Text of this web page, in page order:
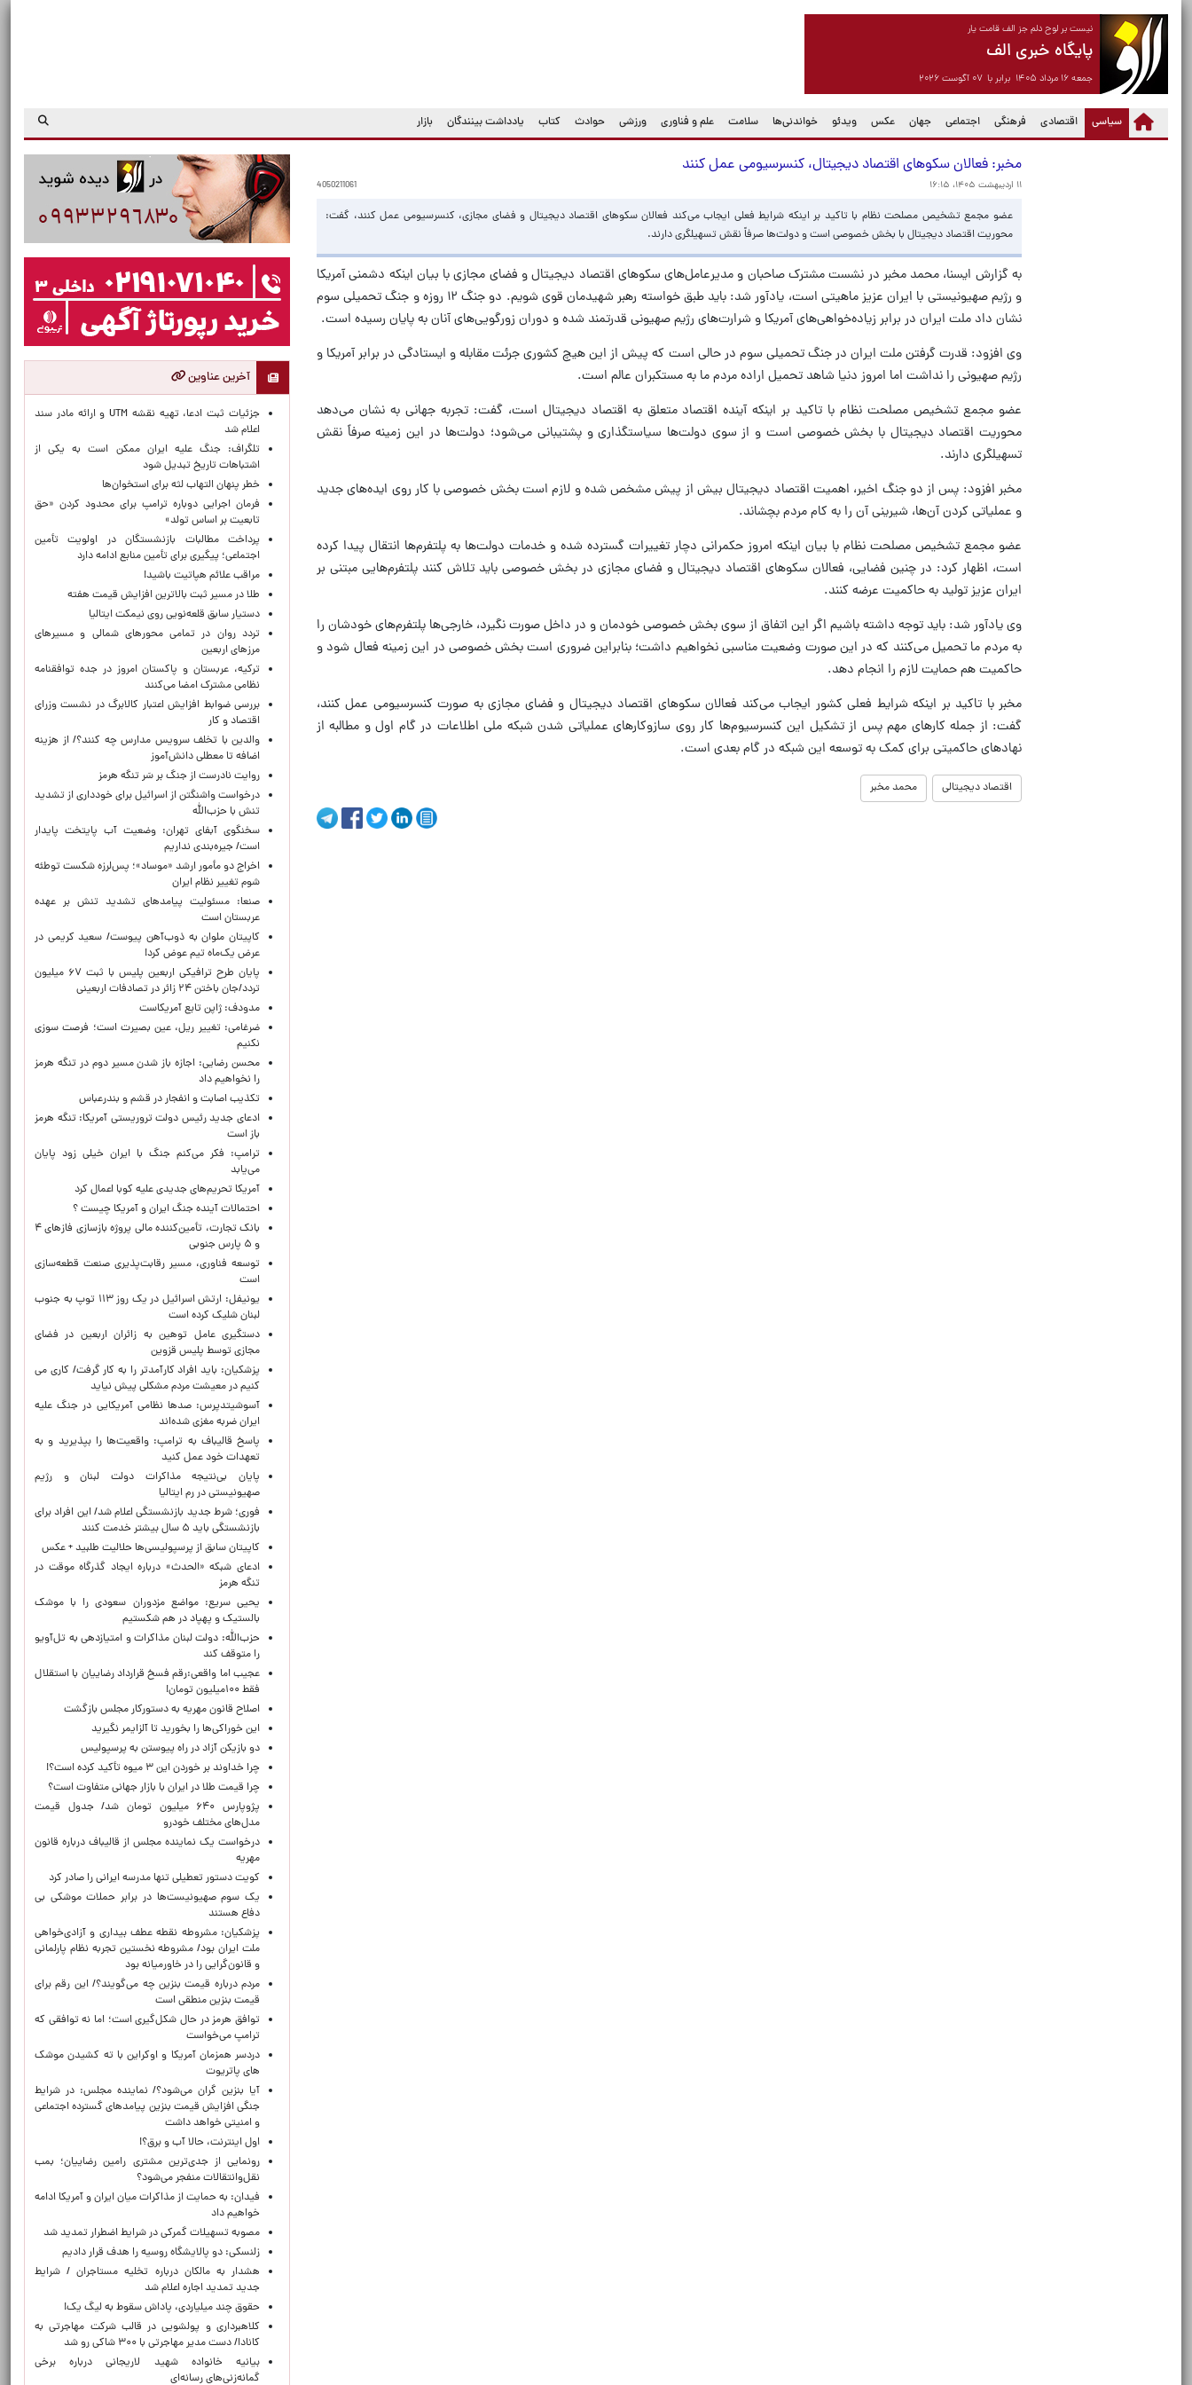
نیست بر لوح دلم جز الف قامت یار
پایگاه خبری الف
جمعه ۱۶ مرداد ۱۴۰۵ برابر با ۰۷ آگوست ۲۰۲۶
سیاسی
(current) اقتصادی فرهنگی اجتماعی جهان عکس ویدئو خواندنی‌ها سلامت علم و فناوری ورزشی حوادث کتاب یادداشت بینندگان بازار
مخبر: فعالان سکوهای اقتصاد دیجیتال، کنسرسیومی عمل کنند
۱۱ اردیبهشت ۱۴۰۵، ۱۶:۱۵ 4050211061
عضو مجمع تشخیص مصلحت نظام با تاکید بر اینکه شرایط فعلی ایجاب می‌کند فعالان سکوهای اقتصاد دیجیتال و فضای مجازی، کنسرسیومی عمل کنند، گفت:
محوریت اقتصاد دیجیتال با بخش خصوصی است و دولت‌ها صرفاً نقش تسهیلگری دارند.
به گزارش ایسنا، محمد مخبر در نشست مشترک صاحبان و مدیرعامل‌های سکوهای اقتصاد دیجیتال و فضای مجازی با بیان اینکه دشمنی آمریکا
و رژیم صهیونیستی با ایران عزیز ماهیتی است، یادآور شد: باید طبق خواسته رهبر شهیدمان قوی شویم. دو جنگ ۱۲ روزه و جنگ تحمیلی سوم
نشان داد ملت ایران در برابر زیاده‌خواهی‌های آمریکا و شرارت‌های رژیم صهیونی قدرتمند شده و دوران زورگویی‌های آنان به پایان رسیده است.
وی افزود: قدرت گرفتن ملت ایران در جنگ تحمیلی سوم در حالی است که پیش از این هیچ کشوری جرئت مقابله و ایستادگی در برابر آمریکا و
رژیم صهیونی را نداشت اما امروز دنیا شاهد تحمیل اراده مردم ما به مستکبران عالم است.
عضو مجمع تشخیص مصلحت نظام با تاکید بر اینکه آینده اقتصاد متعلق به اقتصاد دیجیتال است، گفت: تجربه جهانی به نشان می‌دهد
محوریت اقتصاد دیجیتال با بخش خصوصی است و از سوی دولت‌ها سیاستگذاری و پشتیبانی می‌شود؛ دولت‌ها در این زمینه صرفاً نقش
تسهیل‎گری دارند.
مخبر افزود: پس از دو جنگ اخیر، اهمیت اقتصاد دیجیتال بیش از پیش مشخص شده و لازم است بخش خصوصی با کار روی ایده‌های جدید
و عملیاتی کردن آن‌ها، شیرینی آن را به کام مردم بچشاند.
عضو مجمع تشخیص مصلحت نظام با بیان اینکه امروز حکمرانی دچار تغییرات گسترده شده و خدمات دولت‌ها به پلتفرم‌ها انتقال پیدا کرده
است، اظهار کرد: در چنین فضایی، فعالان سکوهای اقتصاد دیجیتال و فضای مجازی در بخش خصوصی باید تلاش کنند پلتفرم‌هایی مبتنی بر
ایران عزیز تولید به حاکمیت عرضه کنند.
وی یادآور شد: باید توجه داشته باشیم اگر این اتفاق از سوی بخش خصوصی خودمان و در داخل صورت نگیرد، خارجی‌ها پلتفرم‌های خودشان را
به مردم ما تحمیل می‌کنند که در این صورت وضعیت مناسبی نخواهیم داشت؛ بنابراین ضروری است بخش خصوصی در این زمینه فعال شود و
حاکمیت هم حمایت لازم را انجام دهد.
مخبر با تاکید بر اینکه شرایط فعلی کشور ایجاب می‌کند فعالان سکوهای اقتصاد دیجیتال و فضای مجازی به صورت کنسرسیومی عمل کنند،
گفت: از جمله کارهای مهم پس از تشکیل این کنسرسیوم‌ها کار روی سازوکارهای عملیاتی شدن شبکه ملی اطلاعات در گام اول و مطالبه از
نهادهای حاکمیتی برای کمک به توسعه این شبکه در گام بعدی است.
اقتصاد دیجیتالی محمد مخبر
آخرین عناوین
جزئیات ثبت ادعا، تهیه نقشه UTM و ارائه مادر سند
اعلام شد
تلگراف: جنگ علیه ایران ممکن است به یکی از
اشتباهات تاریخ تبدیل شود
خطر پنهان التهاب لثه برای استخوان‌ها
فرمان اجرایی دوباره ترامپ برای محدود کردن «حق
تابعیت بر اساس تولد»
پرداخت مطالبات بازنشستگان در اولویت تأمین
اجتماعی؛ پیگیری برای تأمین منابع ادامه دارد
مراقب علائم هپاتیت باشید!
طلا در مسیر ثبت بالاترین افزایش قیمت هفته
دستیار سابق قلعه‌نویی روی نیمکت ایتالیا
تردد روان در تمامی محورهای شمالی و مسیرهای
مرزهای اربعین
ترکیه، عربستان و پاکستان امروز در جده توافقنامه
نظامی مشترک امضا می‌کنند
بررسی ضوابط افزایش اعتبار کالابرگ در نشست وزرای
اقتصاد و کار
والدین با تخلف سرویس مدارس چه کنند؟/ از هزینه
اضافه تا معطلی دانش‌آموز
روایت نادرست از جنگ بر سَر تنگه هرمز
درخواست واشنگتن از اسرائیل برای خودداری از تشدید
تنش با حزب‌الله
سخنگوی آبفای تهران: وضعیت آب پایتخت پایدار
است/ جیره‌بندی نداریم
اخراج دو مأمور ارشد «موساد»؛ پس‌لرزه شکست توطئه
شوم تغییر نظام ایران
صنعا: مسئولیت پیامدهای تشدید تنش بر عهده
عربستان است
کاپیتان ملوان به ذوب‌آهن پیوست/ سعید کریمی در
عرض یک‌ماه تیم عوض کرد!
پایان طرح ترافیکی اربعین پلیس با ثبت ۶۷ میلیون
تردد/جان باختن ۲۴ زائر در تصادفات اربعینی
مدودف: ژاپن تابع آمریکاست
ضرغامی: تغییر ریل، عین بصیرت است؛ فرصت سوزی
نکنیم
محسن رضایی: اجازه باز شدن مسیر دوم در تنگه هرمز
را نخواهیم داد
تکذیب اصابت و انفجار در قشم و بندرعباس
ادعای جدید رئیس دولت تروریستی آمریکا: تنگه هرمز
باز است
ترامپ: فکر می‌کنم جنگ با ایران خیلی زود پایان
می‌یابد
آمریکا تحریم‌های جدیدی علیه کوبا اعمال کرد
احتمالات آینده جنگ ایران و آمریکا چیست ؟
بانک تجارت، تأمین‌کننده مالی پروژه بازسازی فازهای ۴
و ۵ پارس جنوبی
توسعه فناوری، مسیر رقابت‌پذیری صنعت قطعه‌سازی
است
یونیفل: ارتش اسرائیل در یک روز ۱۱۳ توپ به جنوب
لبنان شلیک کرده است
دستگیری عامل توهین به زائران اربعین در فضای
مجازی توسط پلیس قزوین
پزشکیان: باید افراد کارآمدتر را به کار گرفت/ کاری می
کنیم در معیشت مردم مشکلی پیش نیاید
آسوشیتدپرس: صدها نظامی آمریکایی در جنگ علیه
ایران ضربه مغزی شده‌اند
پاسخ قالیباف به ترامپ: واقعیت‌ها را بپذیرید و به
تعهدات خود عمل کنید
پایان بی‌نتیجه مذاکرات دولت لبنان و رژیم
صهیونیستی در رم ایتالیا
فوری؛ شرط جدید بازنشستگی اعلام شد/ این افراد برای
بازنشستگی باید ۵ سال بیشتر خدمت کنند
کاپیتان سابق از پرسپولیسی‌ها حلالیت طلبید + عکس
ادعای شبکه «الحدث» درباره ایجاد گذرگاه موقت در
تنگه هرمز
یحیی سریع: مواضع مزدوران سعودی را با موشک
بالستیک و پهپاد در هم شکستیم
حزب‌الله: دولت لبنان مذاکرات و امتیازدهی به تل‌آویو
را متوقف کند
عجیب اما واقعی:رقم فسخ قرارداد رضاییان با استقلال
فقط ۱۰۰میلیون تومان!
اصلاح قانون مهریه به دستورکار مجلس بازگشت
این خوراکی‌ها را بخورید تا آلزایمر نگیرید
دو بازیکن آزاد در راه پیوستن به پرسپولیس
چرا خداوند بر خوردن این ۳ میوه تأکید کرده است؟!
چرا قیمت طلا در ایران با بازار جهانی متفاوت است؟
پژوپارس ۶۴۰ میلیون تومان شد/ جدول قیمت
مدل‌های مختلف خودرو
درخواست یک نماینده مجلس از قالیباف درباره قانون
مهریه
کویت دستور تعطیلی تنها مدرسه ایرانی را صادر کرد
یک‌ سوم صهیونیست‌ها در برابر حملات موشکی بی
دفاع هستند
پزشکیان: مشروطه نقطه عطف بیداری و آزادی‌خواهی
ملت ایران بود/ مشروطه نخستین تجربه نظام پارلمانی
و قانون‌گرایی را در خاورمیانه بود
مردم درباره قیمت بنزین چه می‌گویند؟/ این رقم برای
قیمت بنزین منطقی است
توافق هرمز در حال شکل‌گیری است؛ اما نه توافقی که
ترامپ می‌خواست
دردسر همزمان آمریکا و اوکراین با ته کشیدن موشک
های پاتریوت
آیا بنزین گران می‌شود؟/ نماینده مجلس: در شرایط
جنگی افزایش قیمت بنزین پیامدهای گسترده اجتماعی
و امنیتی خواهد داشت
اول اینترنت، حالا آب و برق؟!
رونمایی از جدی‌ترین مشتری رامین رضاییان؛ بمب
نقل‌وانتقالات منفجر می‌شود؟
فیدان: به حمایت از مذاکرات میان ایران و آمریکا ادامه
خواهیم داد
مصوبه تسهیلات گمرکی در شرایط اضطرار تمدید شد
زلنسکی: دو پالایشگاه روسیه را هدف قرار دادیم
هشدار به مالکان درباره تخلیه مستاجران / شرایط
جدید تمدید اجاره اعلام شد
حقوق چند میلیاردی، پاداش سقوط به لیگ یک!
کلاهبرداری و پولشویی در قالب شرکت مهاجرتی به
کانادا/ دست مدیر مهاجرتی با ۳۰۰ شاکی رو شد
بیانیه خانواده شهید لاریجانی درباره برخی
گمانه‌زنی‌های رسانه‌ای